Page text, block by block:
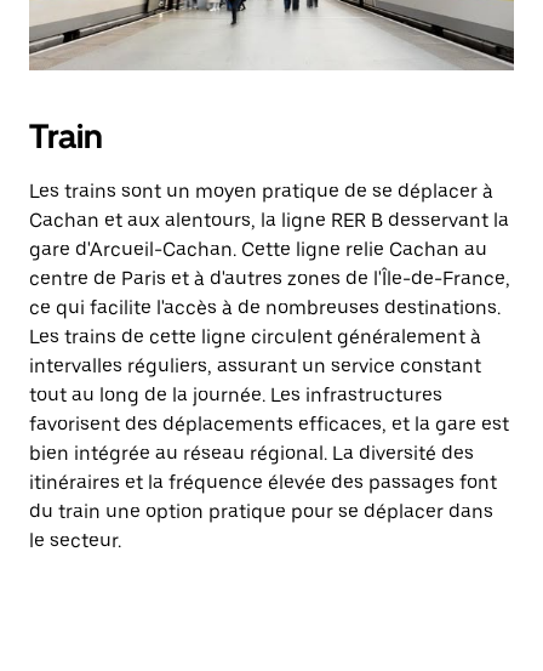
Train
Les trains sont un moyen pratique de se déplacer à
Cachan et aux alentours, la ligne RER B desservant la
gare d'Arcueil-Cachan. Cette ligne relie Cachan au
centre de Paris et à d'autres zones de l'Île-de-France,
ce qui facilite l'accès à de nombreuses destinations.
Les trains de cette ligne circulent généralement à
intervalles réguliers, assurant un service constant
tout au long de la journée. Les infrastructures
favorisent des déplacements efficaces, et la gare est
bien intégrée au réseau régional. La diversité des
itinéraires et la fréquence élevée des passages font
du train une option pratique pour se déplacer dans
le secteur.